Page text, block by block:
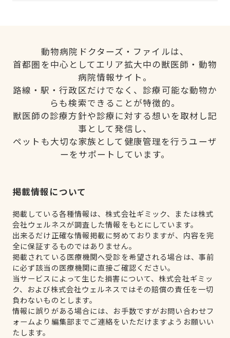
動物病院ドクターズ・ファイルは、
首都圏を中心としてエリア拡大中の獣医師・動物
病院情報サイト。
路線・駅・行政区だけでなく、診療可能な動物か
らも検索できることが特徴的。
獣医師の診療方針や診療に対する想いを取材し記
事として発信し、
ペットも大切な家族として健康管理を行うユーザ
ーをサポートしています。
掲載情報について
掲載している各種情報は、株式会社ギミック、または株式
会社ウェルネスが調査した情報をもとにしています。
出来るだけ正確な情報掲載に努めておりますが、内容を完
全に保証するものではありません。
掲載されている医療機関へ受診を希望される場合は、事前
に必ず該当の医療機関に直接ご確認ください。
当サービスによって生じた損害について、株式会社ギミッ
ク、および株式会社ウェルネスではその賠償の責任を一切
負わないものとします。
情報に誤りがある場合には、お手数ですがお問い合わせフ
ォームより編集部までご連絡をいただけますようお願いい
たします。